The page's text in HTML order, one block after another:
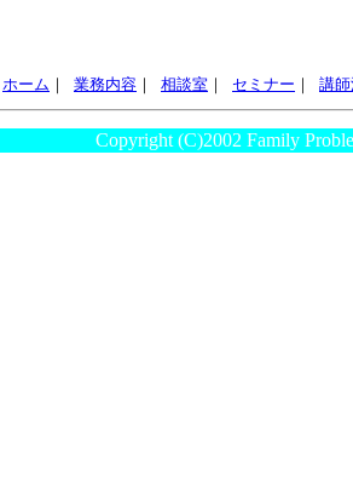
ホーム ｜ 業務内容 ｜ 相談室 ｜ セミナー ｜ 講
Copyright (C)2002 Family